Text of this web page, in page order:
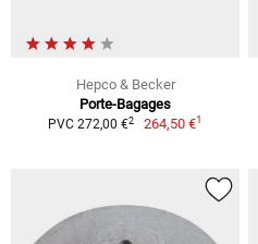
Hepco & Becker
Porte-Bagages
PVC 272,00 €2 264,50 €1